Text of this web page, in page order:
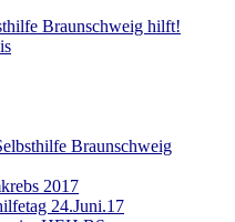
Braunschweig hilft!
Braunschweig
2017
24.Juni.17